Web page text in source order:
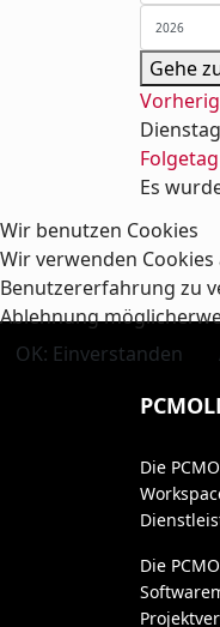
Gehe
Folgetag
Es
Die
Die
Wir benutzen Cookies
Wir verwenden
Benutzererfahrung zu
Ablehnung
OK: Einverstanden